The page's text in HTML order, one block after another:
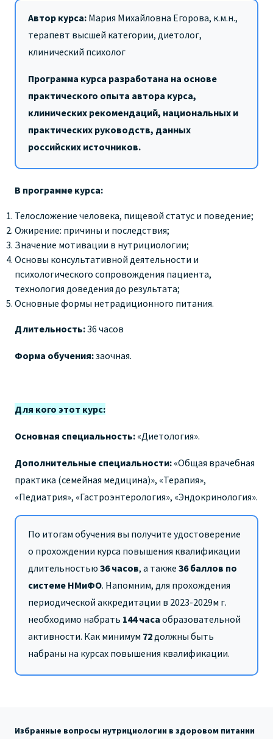
Автор курса: Мария Михайловна Егорова, к.м.н.,
терапевт высшей категории, диетолог,
клинический психолог
Программа курса разработана на основе
практического опыта автора курса,
клинических рекомендаций, национальных и
практических руководств, данных
российских источников.
В программе курса:
Телосложение человека, пищевой статус и поведение;
Ожирение: причины и последствия;
Значение мотивации в нутрициологии;
Основы консультативной деятельности и
психологического сопровождения пациента,
технология доведения до результата;
Основные формы нетрадиционного питания.
Длительность:36 часов
Форма обучения:заочная.
Для кого этот курс:
Основная специальность: «Диетология».
Дополнительные специальности: «Общая врачебная
практика (семейная медицина)», «Терапия»,
«Педиатрия», «Гастроэнтерология», «Эндокринология».
По итогам обучения вы получите удостоверение
о прохождении курса повышения квалификации
длительностью 36 часов, а также 36 баллов по
системе НМиФО. Напомним, для прохождения
периодической аккредитации в 2023-2029м г.
необходимо набрать 144 часа образовательной
активности. Как минимум 72 должны быть
набраны на курсах повышения квалификации.
Избранные вопросы нутрициологии в здоровом питании